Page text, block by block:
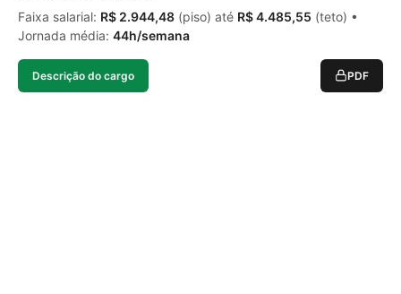
Faixa salarial: R$ 2.944,48 (piso) até R$ 4.485,55 (teto) •
Jornada média: 44h/semana
Descrição do cargo PDF